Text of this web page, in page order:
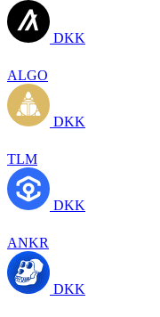
DKK
ALGO
DKK
TLM
DKK
ANKR
DKK